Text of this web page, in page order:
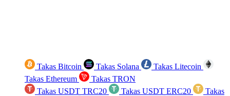
Takas Bitcoin Takas Solana
Takas Litecoin
Takas Ethereum
Takas TRON
Takas USDT TRC20
Takas USDT ERC20
Takas